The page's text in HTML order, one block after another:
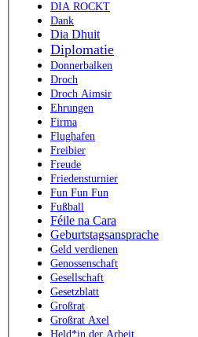
DIA ROCKT
Dank
Dia Dhuit
Diplomatie
Donnerbalken
Droch
Droch Aimsir
Ehrungen
Firma
Flughafen
Freibier
Freude
Friedensturnier
Fun Fun Fun
Fußball
Féile na Cara
Geburtstagsansprache
Geld verdienen
Genossenschaft
Gesellschaft
Gesetzblatt
Großrat
Großrat Axel
Held*in der Arbeit